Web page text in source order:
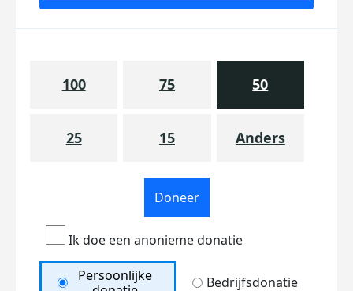
100 75 50
25 15 Anders
Doneer
Ik doe een anonieme donatie
Persoonlijke
Bedrijfsdonatie